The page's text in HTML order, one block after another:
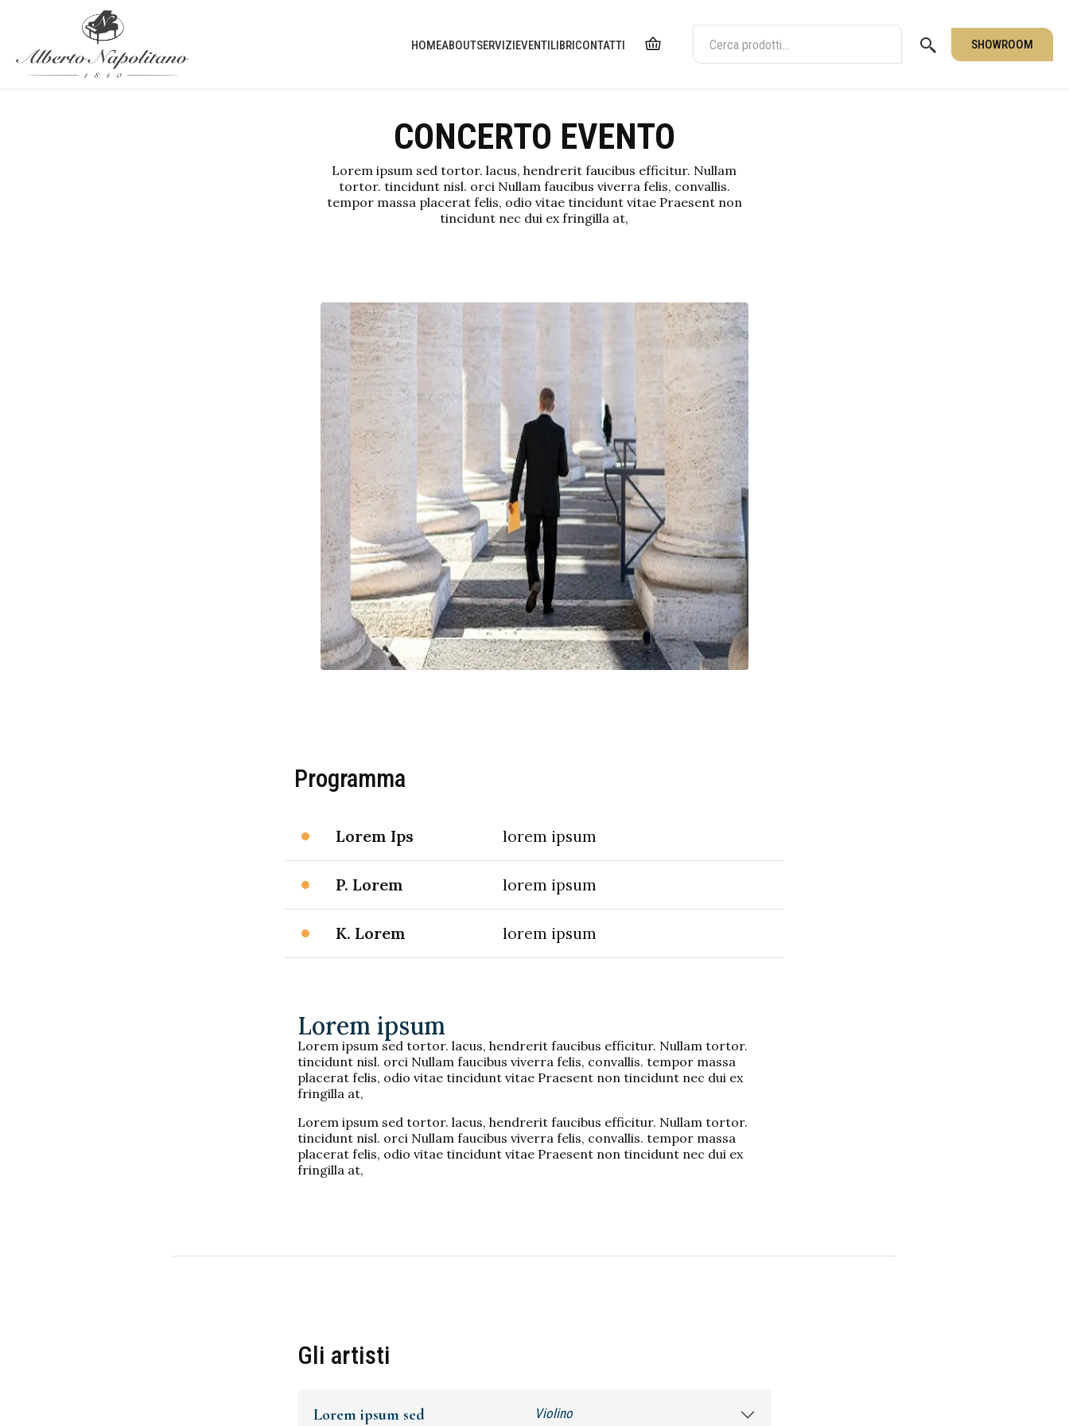
HOMEABOUTSERVIZIEVENTILIBRICONTATTI SHOWROOM
CONCERTO EVENTO
Lorem ipsum sed tortor. lacus, hendrerit faucibus efficitur. Nullam
tortor. tincidunt nisl. orci Nullam faucibus viverra felis, convallis.
tempor massa placerat felis, odio vitae tincidunt vitae Praesent non
tincidunt nec dui ex fringilla at,
Programma
Lorem Ips lorem ipsum
P. Lorem lorem ipsum
K. Lorem lorem ipsum
Lorem ipsum
Lorem ipsum sed tortor. lacus, hendrerit faucibus efficitur. Nullam tortor.
tincidunt nisl. orci Nullam faucibus viverra felis, convallis. tempor massa
placerat felis, odio vitae tincidunt vitae Praesent non tincidunt nec dui ex
fringilla at,
Lorem ipsum sed tortor. lacus, hendrerit faucibus efficitur. Nullam tortor.
tincidunt nisl. orci Nullam faucibus viverra felis, convallis. tempor massa
placerat felis, odio vitae tincidunt vitae Praesent non tincidunt nec dui ex
fringilla at,
Gli artisti
Lorem ipsum sed Violino